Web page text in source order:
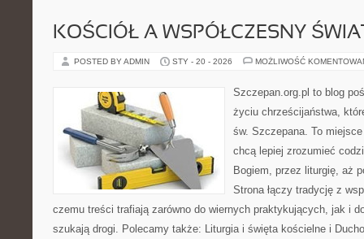
KOŚCIÓŁ A WSPÓŁCZESNY
POSTED BY ADMIN STY - 20 - 2026 MOŻLIWOŚĆ
Szczepan.org.pl to blog
życiu chrześcijaństwa,
św. Szczepana. To
chcą lepiej zrozumieć
Bogiem, przez liturgię, aż
Strona łączy tradycję z
czemu treści trafiają zarówno do wiernych praktykujących, jak i
szukają drogi. Polecamy także: Liturgia i święta kościelne i